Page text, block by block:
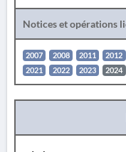
Notices et opérations
2007 2008 2011 2012
2021
2022 2023 2024